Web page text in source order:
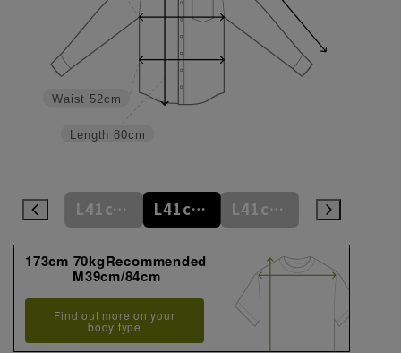
Length 80cm
Waist 52cm
L41cm/78cm L41cm/80cm L41cm/82cm L41cm/84cm
173cm 70kgRecommended
M39cm/84cm
Find out more on your
body type